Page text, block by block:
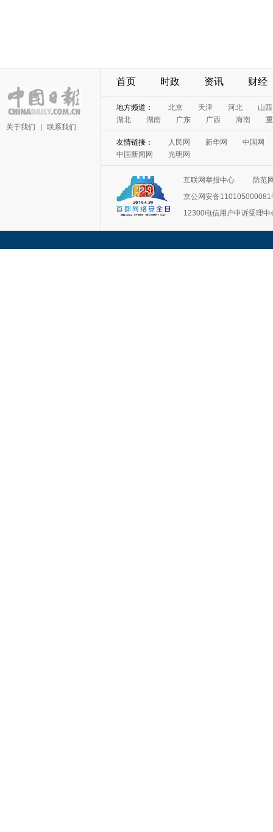
关于我们 联系我们
首页 时政 资讯 财经
地方频道： 北京 天津 河北
山西
湖北
湖南 广东 广西 海南
友情链接： 人民网 新华网
中国网
中国新闻网
光明网
互联网举报中心
防范
京公网安备110105000081
12300电信用户申诉受理中